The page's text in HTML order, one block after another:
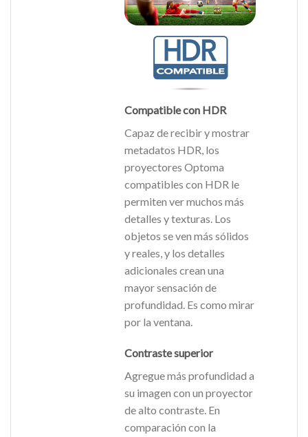
Compatible con HDR
Capaz de recibir y mostrar
metadatos HDR, los
proyectores Optoma
compatibles con HDR le
permiten ver muchos más
detalles y texturas. Los
objetos se ven más sólidos
y reales, y los detalles
adicionales crean una
mayor sensación de
profundidad. Es como mirar
por la ventana.
Contraste superior
Agregue más profundidad a
su imagen con un proyector
de alto contraste. En
comparación con la